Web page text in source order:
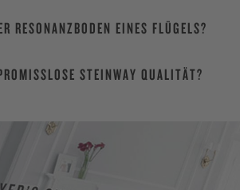
RESONANZBODEN EINES FLÜGELS?
STEINWAY QUALITÄT?